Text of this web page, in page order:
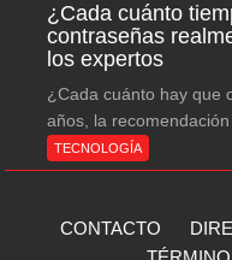
¿Cada cuánto
contraseñas
los expertos
¿Cada cuánto hay que
años, la
TECNOLOGÍA
CONTACTO